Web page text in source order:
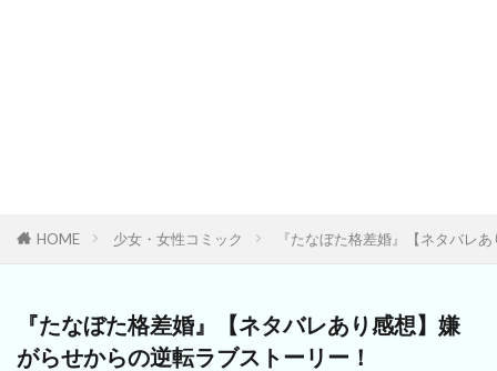
HOME 少女・女性コミック 『たなぼた格差婚』【ネタバレ
『たなぼた格差婚』【ネタバレあり感想】嫌
がらせからの逆転ラブストーリー！